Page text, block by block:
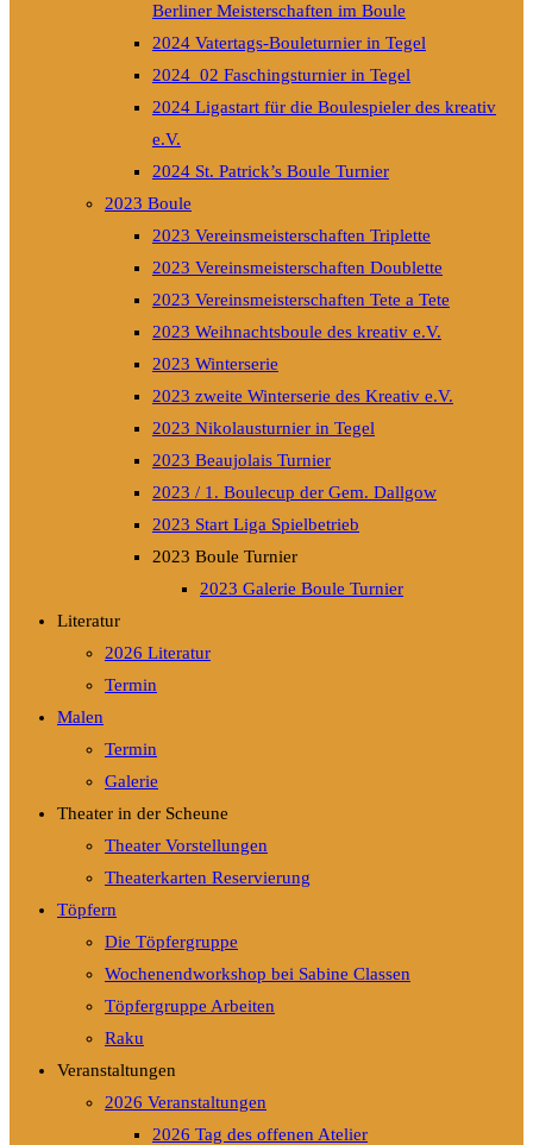
Berliner Meisterschaften im Boule
2024 Vatertags-Bouleturnier in Tegel
2024_02 Faschingsturnier in Tegel
2024 Ligastart für die Boulespieler des kreativ
e.V.
2024 St. Patrick’s Boule Turnier
2023 Boule
2023 Vereinsmeisterschaften Triplette
2023 Vereinsmeisterschaften Doublette
2023 Vereinsmeisterschaften Tete a Tete
2023 Weihnachtsboule des kreativ e.V.
2023 Winterserie
2023 zweite Winterserie des Kreativ e.V.
2023 Nikolausturnier in Tegel
2023 Beaujolais Turnier
2023 / 1. Boulecup der Gem. Dallgow
2023 Start Liga Spielbetrieb
2023 Boule Turnier
2023 Galerie Boule Turnier
Literatur
2026 Literatur
Termin
Malen
Termin
Galerie
Theater in der Scheune
Theater Vorstellungen
Theaterkarten Reservierung
Töpfern
Die Töpfergruppe
Wochenendworkshop bei Sabine Classen
Töpfergruppe Arbeiten
Raku
Veranstaltungen
2026 Veranstaltungen
2026 Tag des offenen Atelier